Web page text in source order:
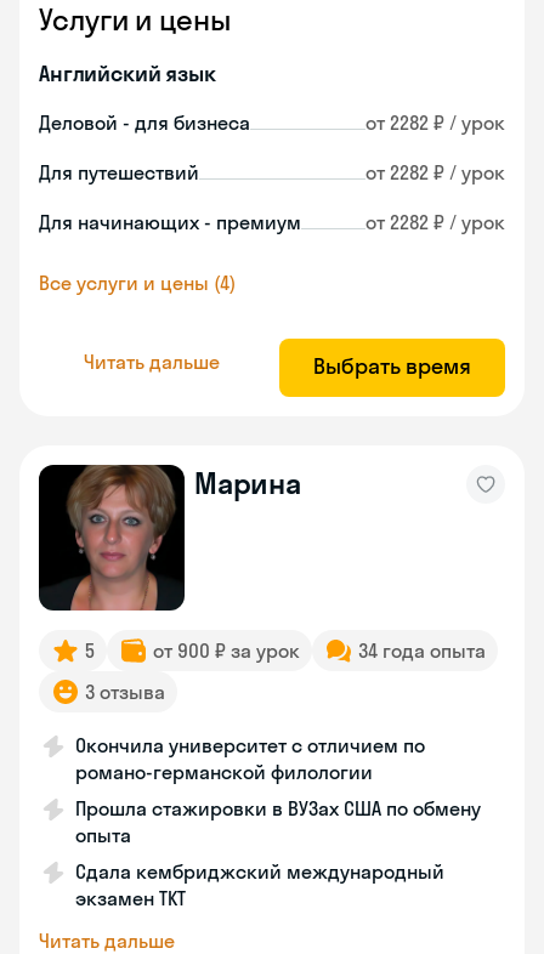
Услуги и цены
Английский язык
Деловой - для бизнеса от 2282 ₽ / урок
Для путешествий от 2282 ₽ / урок
Для начинающих - премиум от 2282 ₽ / урок
Все услуги и цены (4)
Читать дальше Выбрать время
Марина
5 от 900 ₽ за урок
34 года опыта
3 отзыва
Окончила университет с отличием по
романо-германской филологии
Прошла стажировки в ВУЗах США по обмену
опыта
Сдала кембриджский международный
экзамен TKT
Читать дальше